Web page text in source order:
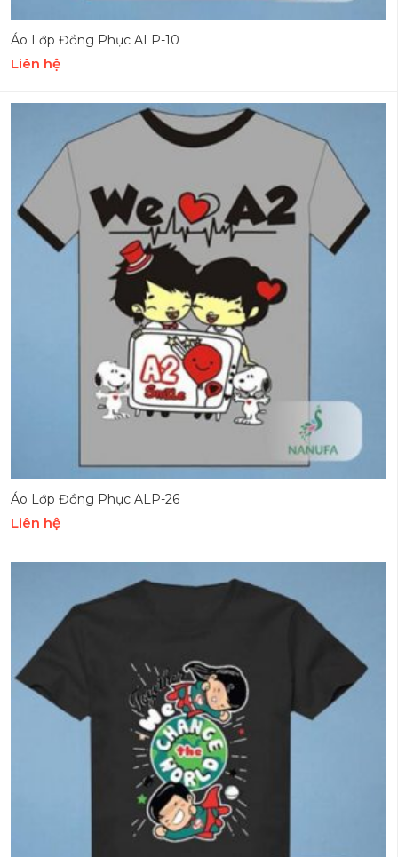
Áo Lớp Đồng Phục ALP-10
Liên hệ
Áo Lớp Đồng Phục ALP-26
Liên hệ